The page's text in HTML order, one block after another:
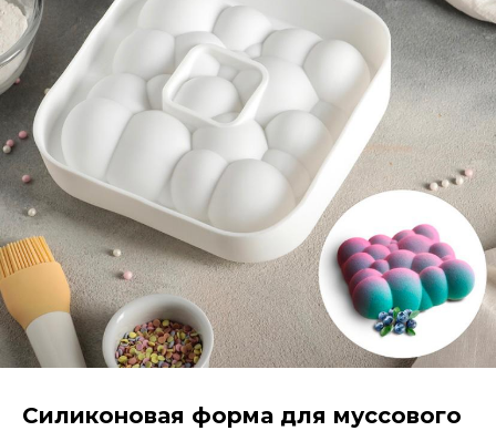
Силиконовая форма для муссового